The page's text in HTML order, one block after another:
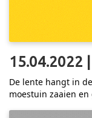
15.04.2022
De lente hangt in
moestuin zaaien